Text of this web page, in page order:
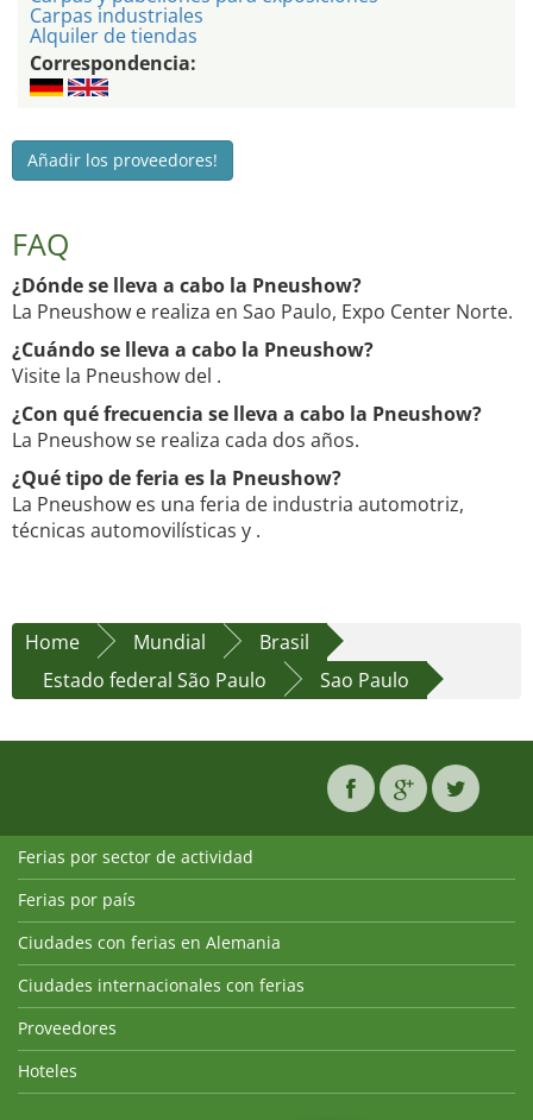
Carpas industriales
Alquiler de tiendas
Correspondencia:
Añadir los proveedores!
FAQ
¿Dónde se lleva a cabo la Pneushow?
La Pneushow e realiza en Sao Paulo, Expo Center Norte.
¿Cuándo se lleva a cabo la Pneushow?
Visite la Pneushow del .
¿Con qué frecuencia se lleva a cabo la Pneushow?
La Pneushow se realiza cada dos años.
¿Qué tipo de feria es la Pneushow?
La Pneushow es una feria de industria automotriz,
técnicas automovilísticas y .
Home Mundial
Brasil
Estado federal São Paulo
Sao Paulo
Ferias por sector de actividad
Ferias por país
Ciudades con ferias en Alemania
Ciudades internacionales con ferias
Proveedores
Hoteles